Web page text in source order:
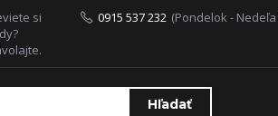
Hľadať
si
0915 537 232 (Pondelok - Nedeľa